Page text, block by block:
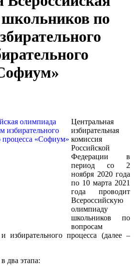
по
Центральная
избирательная
комиссия
Российской
Федерации в
период со 2
ноября 2020 года
по 10 марта 2021
года проводит
Всероссийскую
олимпиаду
школьников по
вопросам
избирательного процесса (далее –
два этапа: